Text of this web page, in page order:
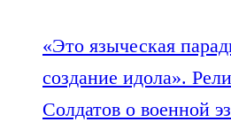
«Это языческая
создание идола».
Солдатов о военной